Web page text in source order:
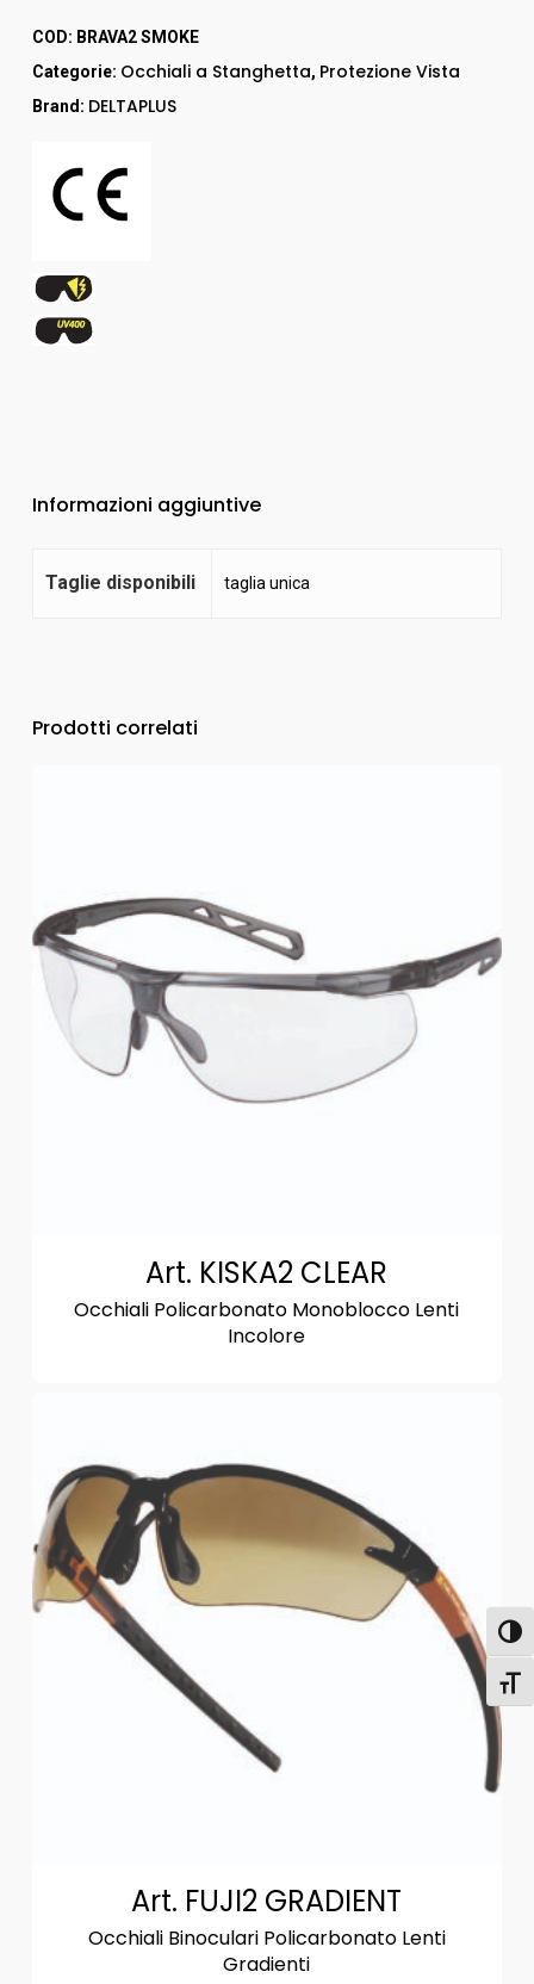
COD: BRAVA2 SMOKE
Categorie: Occhiali a Stanghetta, Protezione Vista
Brand: DELTAPLUS
Informazioni aggiuntive
Taglie disponibili taglia unica
Prodotti correlati
Art. KISKA2 CLEAR
Occhiali Policarbonato Monoblocco Lenti
Incolore
Art. FUJI2 GRADIENT
Occhiali Binoculari Policarbonato Lenti
Gradienti